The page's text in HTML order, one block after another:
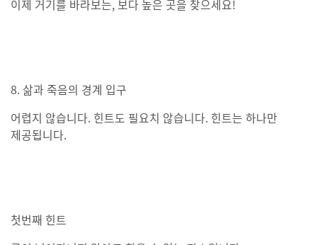
이제 거기를 바라보는, 보다 높은 곳을 찾으세요!
8. 삶과 죽음의 경계 입구
어렵지 않습니다. 힌트도 필요치 않습니다. 힌트는 하나만
제공됩니다.
첫번째 힌트